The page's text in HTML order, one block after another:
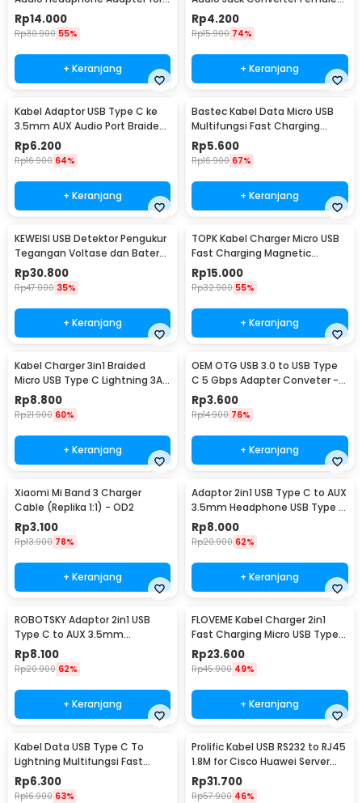
iPhone - JH-001
Rp14.000
Rp30.900 55%
+ Keranjang
10.5cm - L41
Rp4.200
Rp15.900 74%
+ Keranjang
Kabel Adaptor USB Type C ke
3.5mm AUX Audio Port Braided
- PJ1645-01
Rp6.200
Rp16.900 64%
+ Keranjang
Bastec Kabel Data Micro USB
Multifungsi Fast Charging
Braided 100cm - BN100
Rp5.600
Rp16.900 67%
+ Keranjang
KEWEISI USB Detektor Pengukur
Tegangan Voltase dan Baterai
Tester - KWS-V20
Rp30.800
Rp47.000 35%
+ Keranjang
TOPK Kabel Charger Micro USB
Fast Charging Magnetic
Braided 5V 2.4A 1M - CS1711
Rp15.000
Rp32.900 55%
+ Keranjang
Kabel Charger 3in1 Braided
Micro USB Type C Lightning 3A
1.2M - US186
Rp8.800
Rp21.900 60%
+ Keranjang
OEM OTG USB 3.0 to USB Type
C 5 Gbps Adapter Conveter -
US154
Rp3.600
Rp14.900 76%
+ Keranjang
Xiaomi Mi Band 3 Charger
Cable (Replika 1:1) - OD2
Rp3.100
Rp13.900 78%
+ Keranjang
Adaptor 2in1 USB Type C to AUX
3.5mm Headphone USB Type C
- W1O33
Rp8.000
Rp20.900 62%
+ Keranjang
ROBOTSKY Adaptor 2in1 USB
Type C to AUX 3.5mm
Headphone and USB Type C -
S-K06
Rp8.100
Rp20.900 62%
+ Keranjang
FLOVEME Kabel Charger 2in1
Fast Charging Micro USB Type
C 14W 1.2M - B00626
Rp23.600
Rp45.900 49%
+ Keranjang
Kabel Data USB Type C To
Lightning Multifungsi Fast
Charging 5V 2A 1M - 1636
Rp6.300
Rp16.900 63%
Prolific Kabel USB RS232 to RJ45
1.8M for Cisco Huawei Server
Router - PL2303RA
Rp31.700
Rp57.900 46%